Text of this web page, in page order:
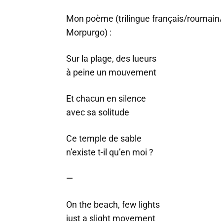
Mon poème (trilingue français/
Morpurgo) :
Sur la plage, des lueurs
à peine un mouvement
Et chacun en silence
avec sa solitude
Ce temple de sable
n’existe t-il qu’en moi ?
—
On the beach, few lights
just a slight movement